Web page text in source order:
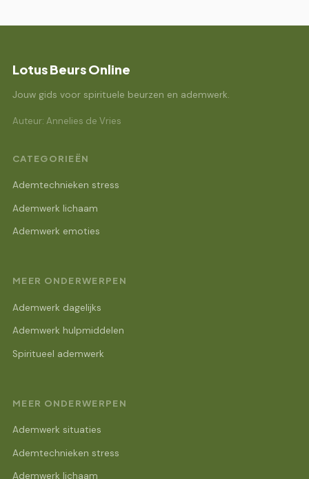
Lotus Beurs Online
Jouw gids voor spirituele beurzen en ademwerk.
Auteur: Annelies de Vries
CATEGORIEËN
Ademtechnieken stress
Ademwerk lichaam
Ademwerk emoties
MEER ONDERWERPEN
Ademwerk dagelijks
Ademwerk hulpmiddelen
Spiritueel ademwerk
MEER ONDERWERPEN
Ademwerk situaties
Ademtechnieken stress
Ademwerk lichaam